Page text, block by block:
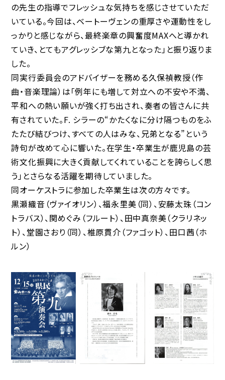
の先生の指導でフレッシュな気持ちを感じさせていただ
いている。今回は、ベートーヴェンの重厚さや運動性をし
っかりと感じながら、最終楽章の興奮度MAXへと導かれ
ていき、とてもアグレッシブな第九となった」と振り返りま
した。
同実行委員会のアドバイザーを務める久保禎教授（作
曲・音楽理論）は「例年にも増して対立への不安や不満、
平和への熱い願いが強く打ち出され、奏者の皆さんに共
有されていた。F. シラーの“かたくなに分け隔つものをふ
たたび結びつけ、すべての人はみな、兄弟となる”という
詩句が改めて心に響いた。在学生・卒業生が鹿児島の芸
術文化振興に大きく貢献してくれていることを誇らしく思
う」とさらなる活躍を期待していました。
同オーケストラに参加した卒業生は次の方々です。
黒瀬織音（ヴァイオリン）、福永里美（同）、安藤太珠（コン
トラバス）、関めぐみ（フルート）、田中真奈美（クラリネッ
ト）、堂園さおり（同）、椎原貫介（ファゴット）、田口茜（ホ
ルン）